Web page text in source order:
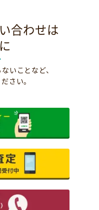
合わせは
いことなど、
さい。